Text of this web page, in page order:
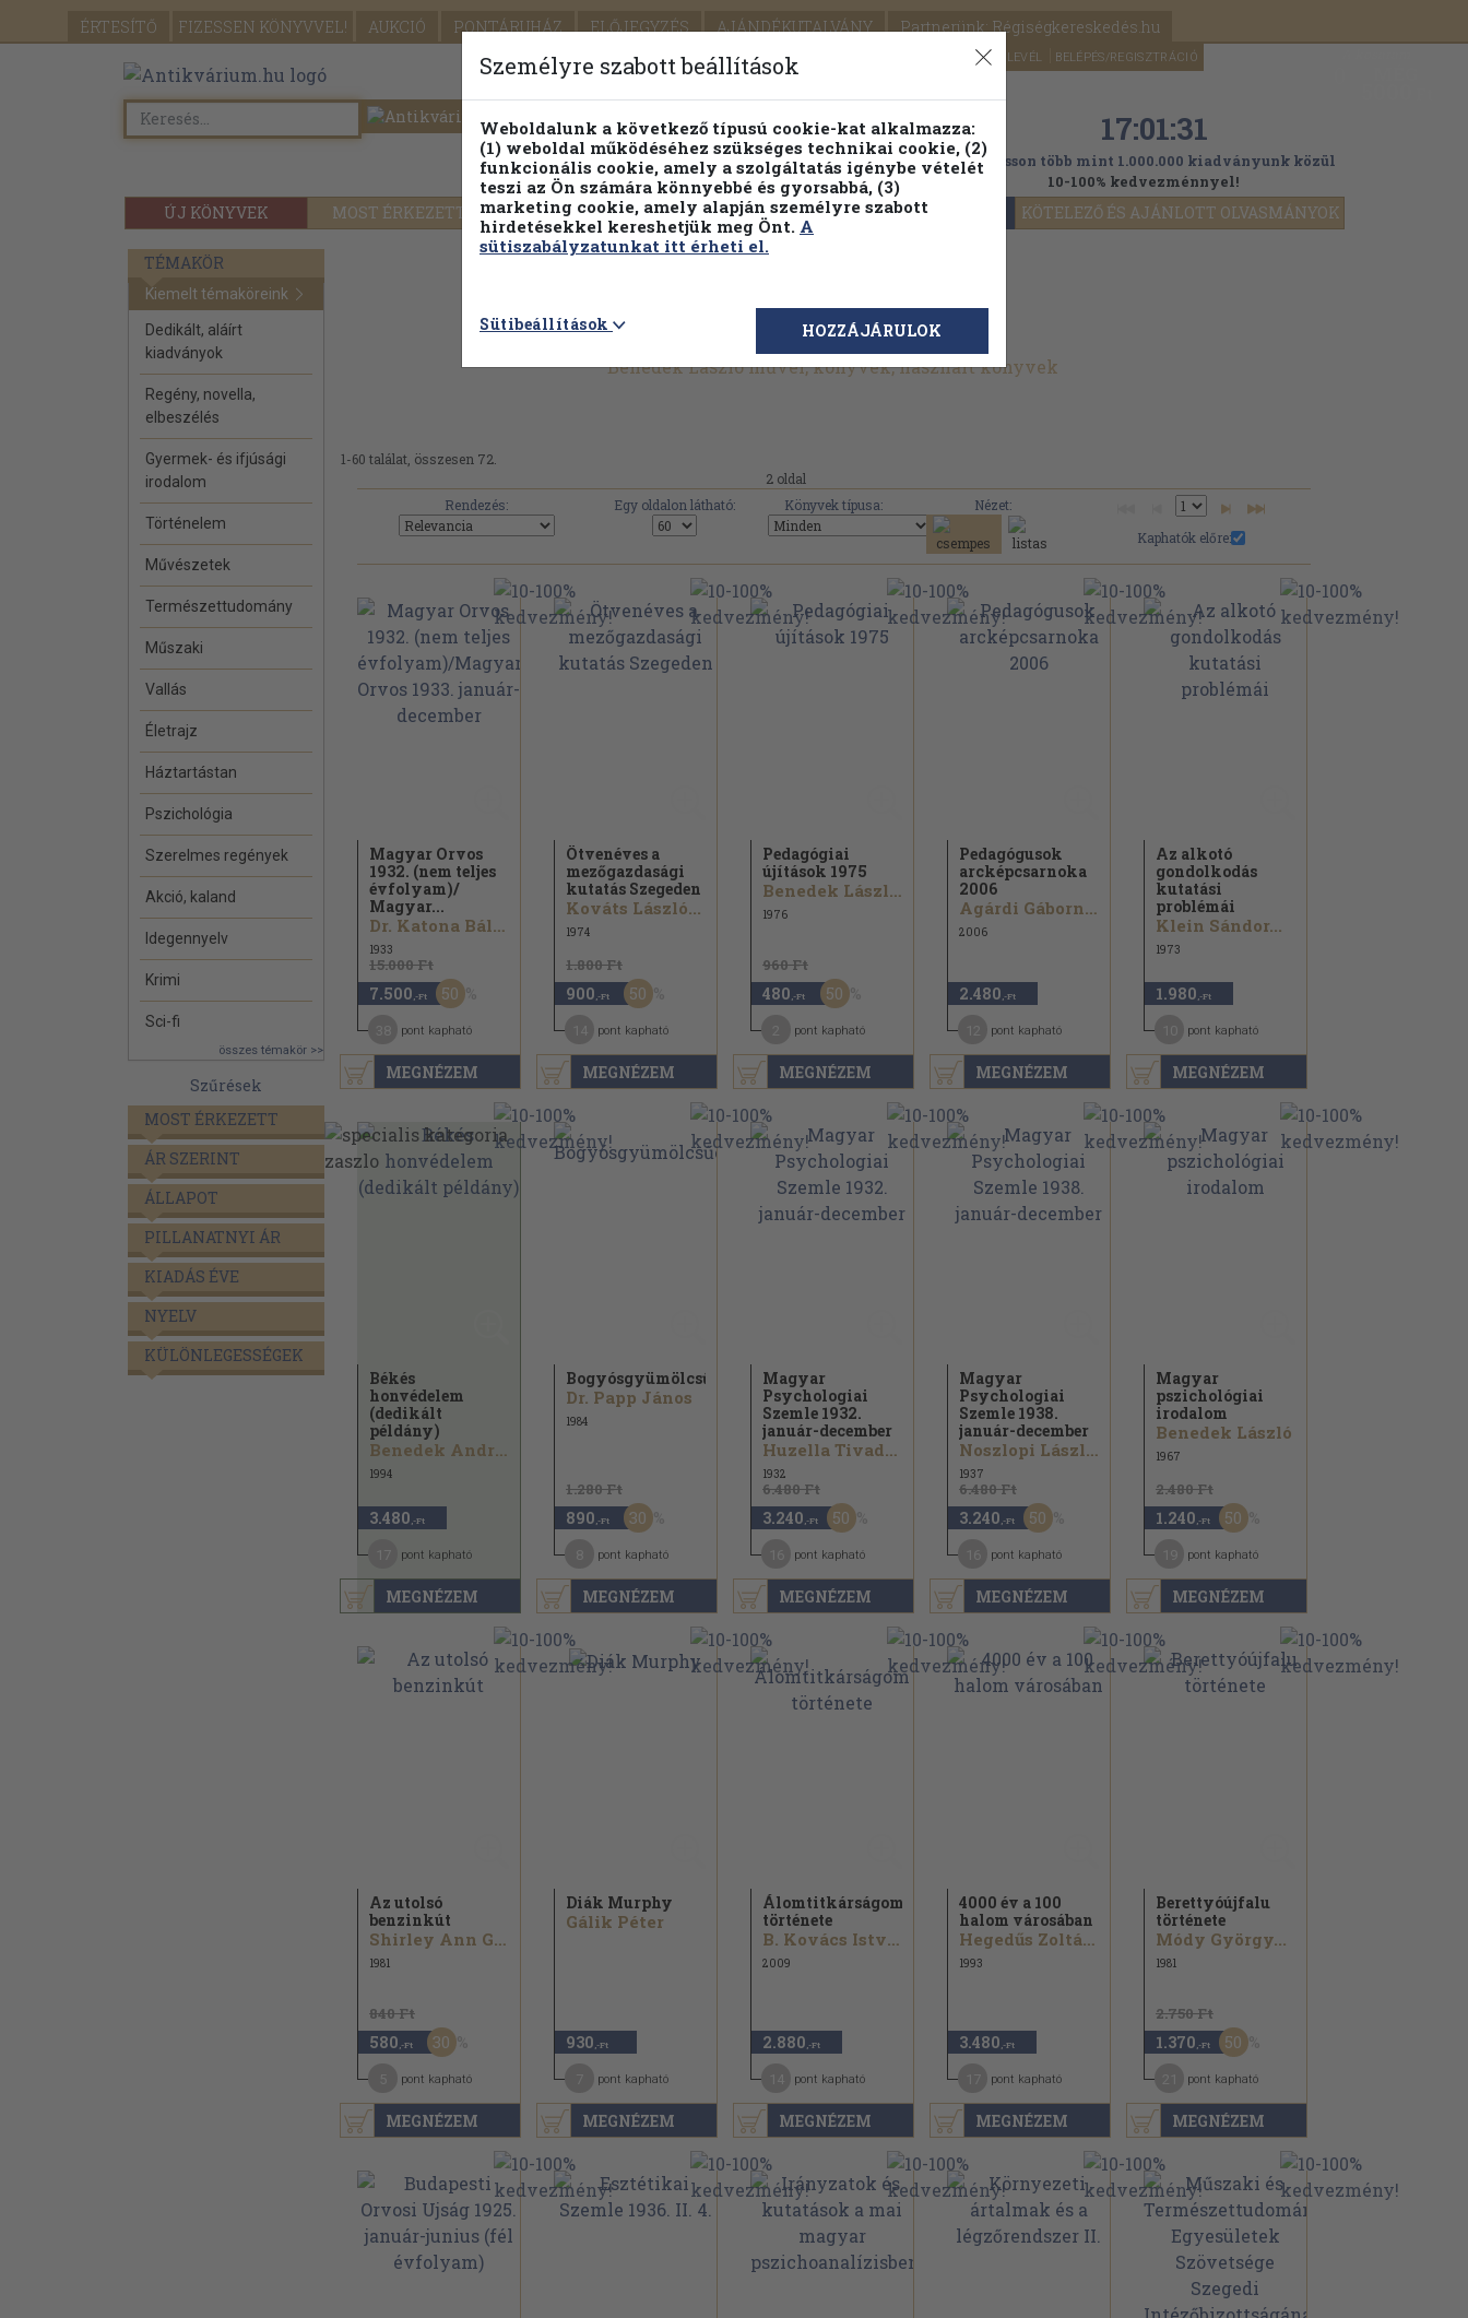
ÉRTESÍTŐ FIZESSEN KÖNYVVEL! AUKCIÓ PONTÁRUHÁZ ELŐJEGYZÉS AJÁNDÉKUTALVÁNY Partnerünk: Régiségkereskedés.hu
SEGÍTSÉG HÍRLEVÉL BELÉPÉS/REGISZTRÁCIÓ
ÚJ KÖNYVEK MOST ÉRKEZETT PILLANATNYI ÁRAINK FENNTARTHATÓ OLVASMÁNYOK KÖTELEZŐ ÉS AJÁNLOTT OLVASMÁNYOK
Részletes kereső Témaköri fa 17:01:29
Válogasson több mint 1.000.000 kiadványunk közül
10-100% kedvezménnyel!
TÉMAKÖR
Kiemelt témaköreink
Dedikált, aláírt
kiadványok
Regény, novella,
elbeszélés
Gyermek- és ifjúsági
irodalom
Történelem
Művészetek
Természettudomány
Műszaki
Vallás
Életrajz
Háztartástan
Pszichológia
Szerelmes regények
Akció, kaland
Idegennyelv
Krimi
Sci-fi
összes témakör >>
Szűrések
MOST ÉRKEZETT
ÁR SZERINT
ÁLLAPOT
PILLANATNYI ÁR
KIADÁS ÉVE
NYELV
KÜLÖNLEGESSÉGEK
Benedek László művei, könyvek, használt könyvek
1-60 találat, összesen 72.
2 oldal
Rendezés:
Egy oldalon látható: Könyvek típusa:
Nézet:
Kaphatók előre:
MEGNÉZEM
Magyar Orvos
1932. (nem teljes
évfolyam)/
Magyar...
Dr. Katona Bálint...
1933
15.000 Ft
7.500 ,-Ft 50
pont kapható
MEGNÉZEM
Ötvenéves a
mezőgazdasági
kutatás Szegeden
Kováts László...
1974
1.800 Ft
900 ,-Ft 50
pont kapható
MEGNÉZEM
Pedagógiai
újítások 1975
Benedek László...
1976
960 Ft
480 ,-Ft 50
pont kapható
MEGNÉZEM
Pedagógusok
arcképcsarnoka
2006
Agárdi Gáborné ...
2006
2.480 ,-Ft
pont kapható
MEGNÉZEM
Az alkotó
gondolkodás
kutatási
problémái
Klein Sándor...
1973
1.980 ,-Ft
pont kapható
MEGNÉZEM
Békés
honvédelem
(dedikált
példány)
Benedek András
1994
3.480 ,-Ft
pont kapható
MEGNÉZEM
Bogyósgyümölcsűek
Dr. Papp János
1984
1.280 Ft
890 ,-Ft 30
pont kapható
MEGNÉZEM
Magyar
Psychologiai
Szemle 1932.
január-december
Huzella Tivadar...
1932
6.480 Ft
3.240 ,-Ft 50
pont kapható
MEGNÉZEM
Magyar
Psychologiai
Szemle 1938.
január-december
Noszlopi László...
1937
6.480 Ft
3.240 ,-Ft 50
pont kapható
MEGNÉZEM
Magyar
pszichológiai
irodalom
Benedek László
1967
2.480 Ft
1.240 ,-Ft 50
pont kapható
MEGNÉZEM
Az utolsó
benzinkút
Shirley Ann Grau
1981
840 Ft
580 ,-Ft 30
pont kapható
MEGNÉZEM
Diák Murphy
Gálik Péter
930 ,-Ft
pont kapható
MEGNÉZEM
Álomtitkárságom
története
B. Kovács István
2009
2.880 ,-Ft
pont kapható
MEGNÉZEM
4000 év a 100
halom városában
Hegedűs Zoltán...
1993
3.480 ,-Ft
pont kapható
MEGNÉZEM
Berettyóújfalu
története
Módy György...
1981
2.750 Ft
1.370 ,-Ft 50
pont kapható
Személyre szabott beállítások
Weboldalunk a következő típusú cookie-kat alkalmazza:
(1) weboldal működéséhez szükséges technikai cookie, (2)
funkcionális cookie, amely a szolgáltatás igénybe vételét
teszi az Ön számára könnyebbé és gyorsabbá, (3)
marketing cookie, amely alapján személyre szabott
hirdetésekkel kereshetjük meg Önt. A
sütiszabályzatunkat itt érheti el.
Sütibeállítások HOZZÁJÁRULOK